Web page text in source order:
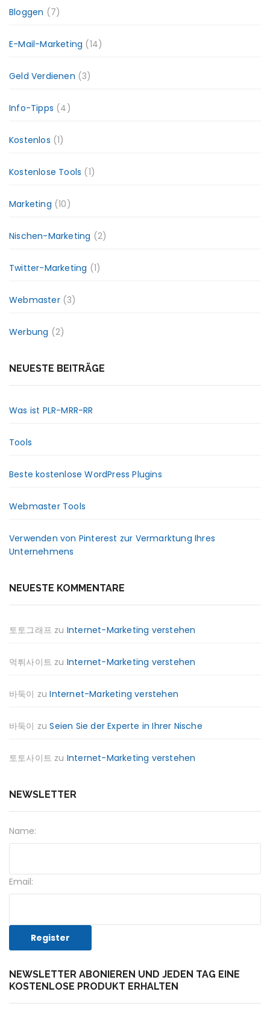
Bloggen (7)
E-Mail-Marketing (14)
Geld Verdienen (3)
Info-Tipps (4)
Kostenlos (1)
Kostenlose Tools (1)
Marketing (10)
Nischen-Marketing (2)
Twitter-Marketing (1)
Webmaster(3)
Werbung (2)
NEUESTE BEITRÄGE
Was ist PLR-MRR-RR
Tools
Beste kostenlose WordPress Plugins
Webmaster Tools
Verwenden von Pinterest zur Vermarktung Ihres
Unternehmens
NEUESTE KOMMENTARE
토토그래프 zu Internet-Marketing verstehen
먹튀사이트 zu Internet-Marketing verstehen
바둑이 zuInternet-Marketing verstehen
바둑이 zuSeien Sie der Experte in Ihrer Nische
토토사이트 zu Internet-Marketing verstehen
NEWSLETTER
Name:
Email:
NEWSLETTER ABONIEREN UND JEDEN TAG EINE
KOSTENLOSE PRODUKT ERHALTEN